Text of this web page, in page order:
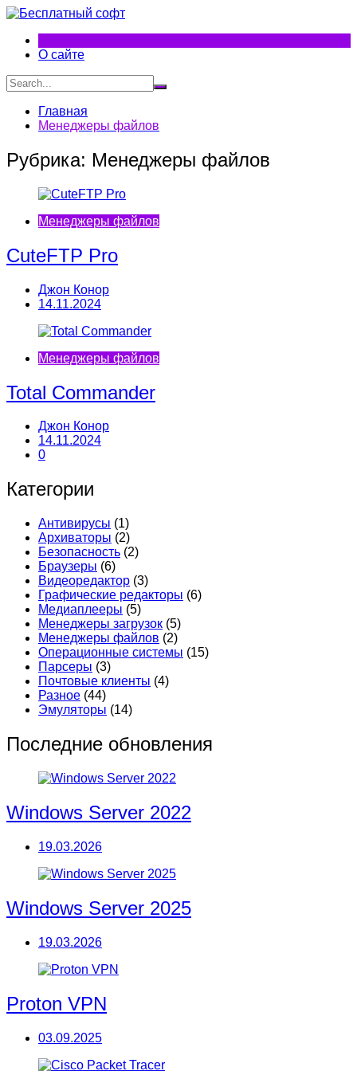
Перейти
содержимому
О сайте
Главная
Менеджеры файлов
Рубрика: Менеджеры файлов
Менеджеры файлов
CuteFTP Pro
Джон Конор
14.11.2024
Менеджеры файлов
Total Commander
Джон Конор
14.11.2024
0
Категории
Антивирусы (1)
Архиваторы (2)
Безопасность (2)
Браузеры (6)
Видеоредактор (3)
Графические редакторы (6)
Медиаплееры (5)
Менеджеры загрузок (5)
Менеджеры файлов (2)
Операционные системы (15)
Парсеры (3)
Почтовые клиенты (4)
Разное (44)
Эмуляторы (14)
Последние обновления
Windows Server 2022
19.03.2026
Windows Server 2025
19.03.2026
Proton VPN
03.09.2025